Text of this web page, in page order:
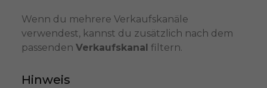
Wenn du mehrere Verkaufskanäle
verwendest, kannst du zusätzlich nach dem
passenden Verkaufskanal filtern.
Hinweis